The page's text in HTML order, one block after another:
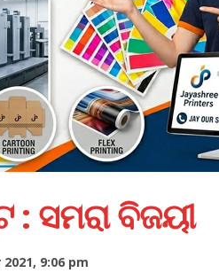
ସମରା ବିଜୟୀ
9:06 pm